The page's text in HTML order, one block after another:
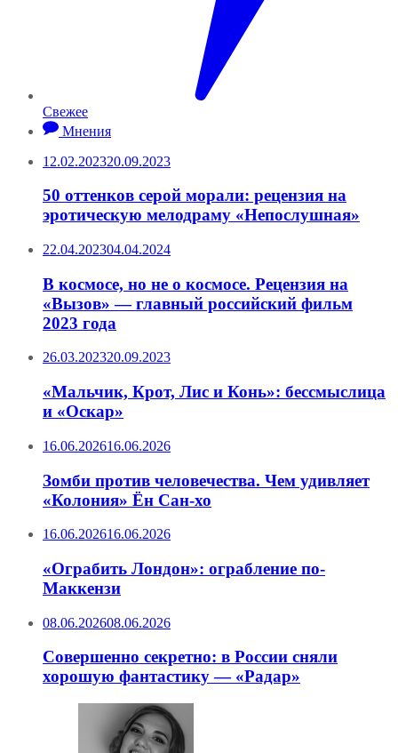
Свежее
Мнения
12.02.202320.09.2023
50 оттенков серой морали: рецензия на
эротическую мелодраму «Непослушная»
22.04.202304.04.2024
В космосе, но не о космосе. Рецензия на
«Вызов» — главный российский фильм
2023 года
26.03.202320.09.2023
«Мальчик, Крот, Лис и Конь»: бессмыслица
и «Оскар»
16.06.202616.06.2026
Зомби против человечества. Чем удивляет
«Колония» Ён Сан-хо
16.06.202616.06.2026
«Ограбить Лондон»: ограбление по-
Маккензи
08.06.202608.06.2026
Совершенно секретно: в России сняли
хорошую фантастику — «Радар»